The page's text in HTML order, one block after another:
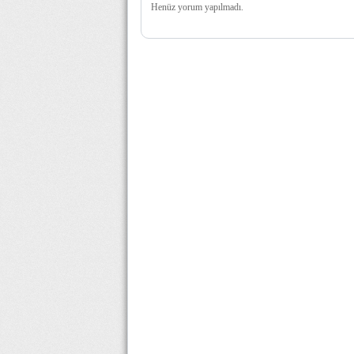
Henüz yorum yapılmadı.